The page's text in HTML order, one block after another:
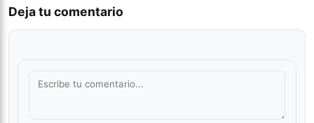
Deja tu comentario